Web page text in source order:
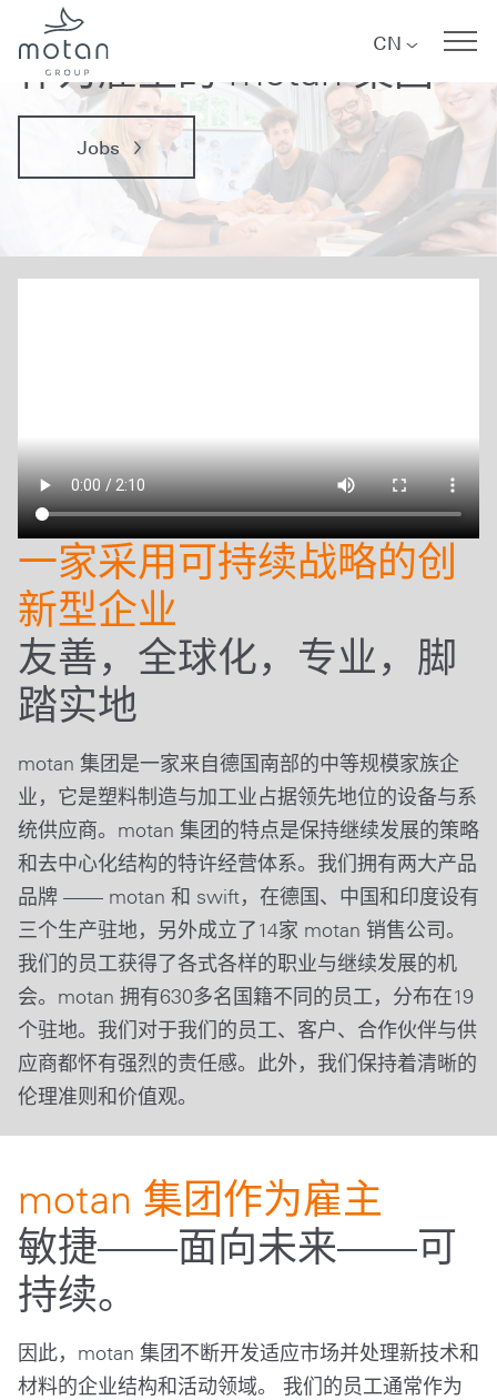
Skip to main navigation
Skip to main content
Skip to page footer
CN
职业
作为雇主的 motan 集团
Jobs
友善，全球化，专业，脚
踏实地
一家采用可持续战略的创
新型企业
motan 集团是一家来自德国南部的中等规模家族企
业，它是塑料制造与加工业占据领先地位的设备与系
统供应商。motan 集团的特点是保持继续发展的策略
和去中心化结构的特许经营体系。我们拥有两大产品
品牌 —— motan 和 swift，在德国、中国和印度设有
三个生产驻地，另外成立了14家 motan 销售公司。
我们的员工获得了各式各样的职业与继续发展的机
会。motan 拥有630多名国籍不同的员工，分布在19
个驻地。我们对于我们的员工、客户、合作伙伴与供
应商都怀有强烈的责任感。此外，我们保持着清晰的
伦理准则和价值观。
敏捷——面向未来——可
持续。
motan 集团作为雇主
因此，motan 集团不断开发适应市场并处理新技术和
材料的企业结构和活动领域。 我们的员工通常作为